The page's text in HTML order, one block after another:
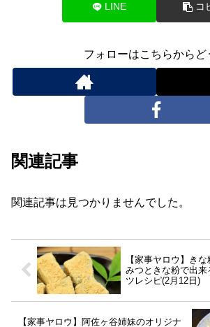
LINE コ
フォローはこちらからど
関連記事
関連記事は見つかりませんでした。
【家事ヤロウ】き
みつときな粉で出
ツレシピ(2月12日)
【家事ヤロウ】阿佐ヶ谷姉妹のオリジナ